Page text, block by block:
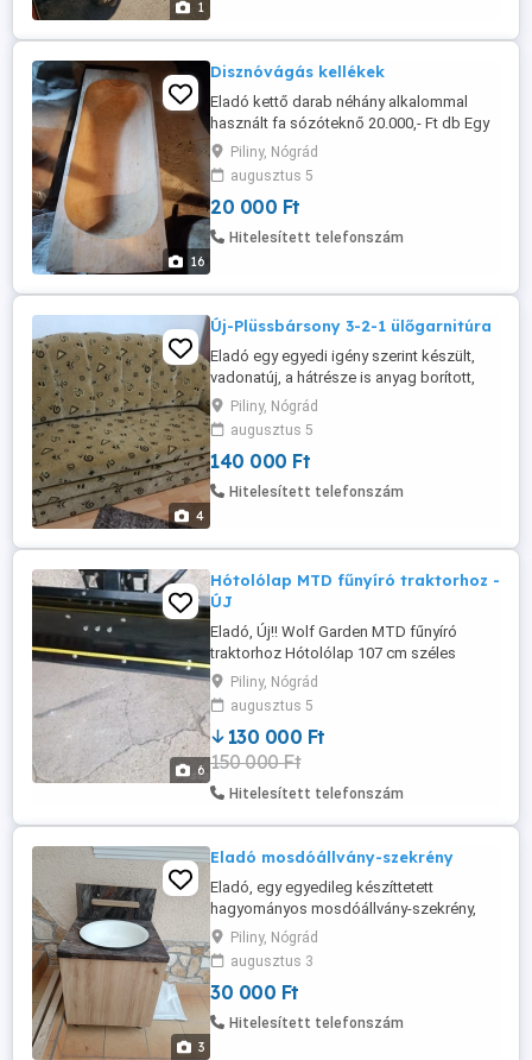
1
16
Disznóvágás kellékek
Eladó kettő darab néhány alkalommal
használt fa sózóteknő 20.000,- Ft db Egy
új kb. 20 literes zsirosbödön 10.000,- Ft
Négy újszerű használt zománcozott 10
literes vödör, 6.000,- Ft db Kettő újszerű
állapotú Bonyhádi nagy vajling 13.000,- Ft
db, kettő használt vajling 5.000-ft db
Piliny, Nógrád
augusztus 5
20 000 Ft
Hitelesített telefonszám
4
Új-Plüssbársony 3-2-1 ülőgarnitúra
Eladó egy egyedi igény szerint készült,
vadonatúj, a hátrésze is anyag borított,
mogyoróbarna színű plüssbársony 3-2-1
ülőgarnitúra. Helyhiány miatt, féláron, fix
140.000,- Ft. Méretek:
(Hosszúság*szélesség*magasság)
Ággyá alakítható, ágyneműtartós kanapé
Piliny, Nógrád
augusztus 5
140 000 Ft
Hitelesített telefonszám
6
Hótolólap MTD fűnyíró traktorhoz -
ÚJ
Eladó, Új!! Wolf Garden MTD fűnyíró
traktorhoz Hótolólap 107 cm széles
gumiéllel, irányár: 130.000,- ft A felakadást
3 rugós tag biztosítja, 3 pontos d lésszög
ebb l 1 jobbra és 1 balra
Piliny, Nógrád
augusztus 5
130 000 Ft
150 000 Ft
Hitelesített telefonszám
3
Eladó mosdóállvány-szekrény
Eladó, egy egyedileg készíttetett
hagyományos mosdóállvány-szekrény,
megkímélt, jó állapotban, kézmosó
zománc lavórral. Spanyol tölgy színű,
szélesség, mélység 60 cm, magasság 70
cm, hátul 95 cm. Ár: 30.000,- Ft
Piliny, Nógrád
augusztus 3
30 000 Ft
Hitelesített telefonszám